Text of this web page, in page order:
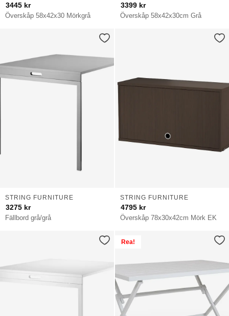
Överskåp 58x42x30 Mörkgrå
3445 kr
Överskåp 58x42x30cm Grå
3399 kr
Fällbord grå/grå
STRING FURNITURE
3275 kr
Överskåp 78x30x42cm Mörk EK
STRING FURNITURE
4795 kr
Rea!